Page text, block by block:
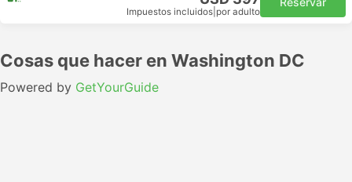
Impuestos incluidos por adulto
Cosas que hacer en Washington DC
Powered by GetYourGuide